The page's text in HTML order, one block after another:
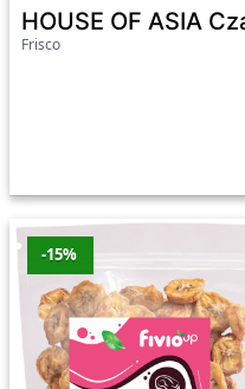
HOUSE OF ASIA
Frisco
-15%